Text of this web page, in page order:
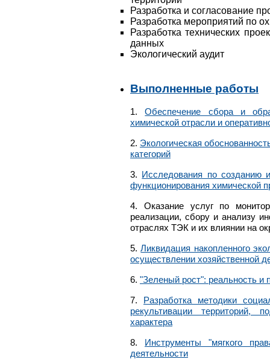
Разработка и согласование
Разработка мероприятий по
Разработка технических
данных
Экологический аудит
Выполненные работы
1.Обеспечение сбора и
химической отрасли и
2. Экологическая
категорий
3. Исследования по созданию
функционирования химической
4.
Оказание услуг по
реализации, сбору и анализу
отраслях ТЭК и их влиянии на
5.Ликвидация накопленного
осуществлении хозяйственной
6. "Зеленый рост": реальность и
7.
Разработка методики
рекультивации территорий,
характера
8. Инструменты "мягкого
деятельности